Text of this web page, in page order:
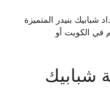
شبابيك بنيدر المتميزة
في الكويت أو
شبابيك